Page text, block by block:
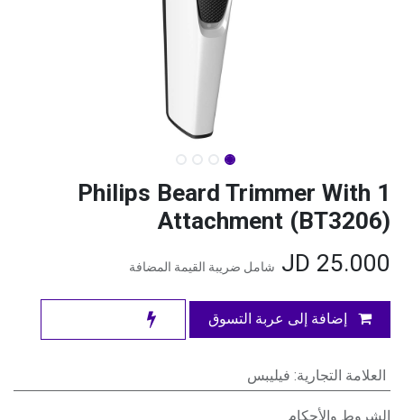
Philips Beard Trimmer With 1
Attachment (BT3206)
25.000
شامل ضريبة القيمة المضافة
إضافة إلى عربة التسوق
العلامة التجارية: فيليبس
الشروط والأحكام